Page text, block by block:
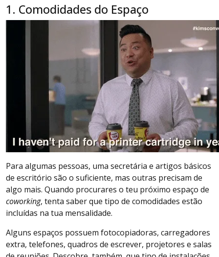
1. Comodidades do Espaço
Para algumas pessoas, uma secretária e artigos básicos
de escritório são o suficiente, mas outras precisam de
algo mais. Quando procurares o teu próximo espaço de
coworking, tenta saber que tipo de comodidades estão
incluídas na tua mensalidade.
Alguns espaços possuem fotocopiadoras, carregadores
extra, telefones, quadros de escrever, projetores e salas